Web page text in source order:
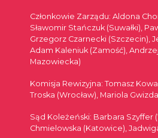
Członkowie Zarządu: Aldona
Sławomir Stańczuk (Suwałki),
Grzegorz Czarnecki (Szczecin),
Adam Kaleniuk (Zamość),
Mazowiecka)
Komisja Rewizyjna: Tomasz
Troska (Wrocław), Mariola
Sąd Koleżeński: Barbara Szyffer
Chmielowska (Katowice),